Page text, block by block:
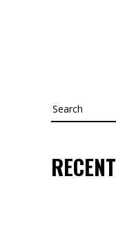
Search